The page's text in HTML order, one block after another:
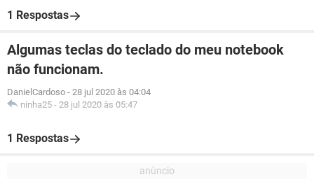
1 Respostas
Algumas teclas do teclado do meu notebook
não funcionam.
DanielCardoso - 28 jul 2020 às 04:04
ninha25 - 28 jul 2020 às 05:47
1 Respostas